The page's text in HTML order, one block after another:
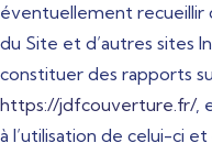
éventuellement recueillir
du Site et d’autres sites
constituer des rapports
https://jdfcouverture.fr/,
à l’utilisation de celui-ci